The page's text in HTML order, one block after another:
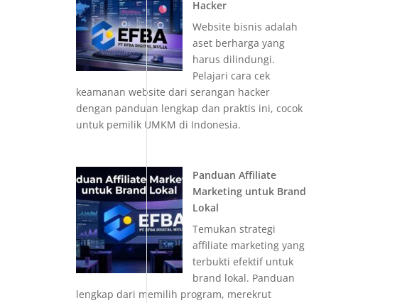
Hacker
Website bisnis adalah
aset berharga yang
harus dilindungi.
Pelajari cara cek
keamanan website dari serangan hacker
dengan panduan lengkap dan praktis ini, cocok
untuk pemilik UMKM di Indonesia.
Panduan Affiliate
Marketing untuk Brand
Lokal
Temukan strategi
affiliate marketing yang
terbukti efektif untuk
brand lokal. Panduan
lengkap dari memilih program, merekrut